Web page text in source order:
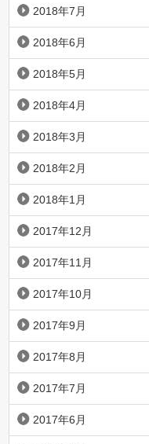
2018年7月
2018年6月
2018年5月
2018年4月
2018年3月
2018年2月
2018年1月
2017年12月
2017年11月
2017年10月
2017年9月
2017年8月
2017年7月
2017年6月